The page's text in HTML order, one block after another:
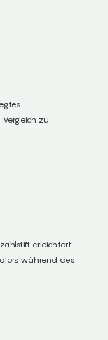
zu
erleichtert
während des